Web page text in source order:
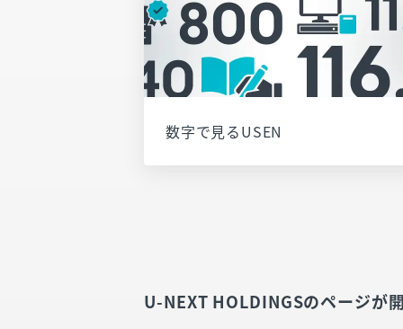
数字で見るUSEN
U-NEXT HOLDINGSのページが